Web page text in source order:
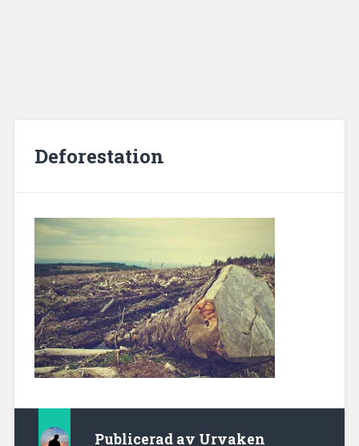
Deforestation
Publicerad av Urvaken